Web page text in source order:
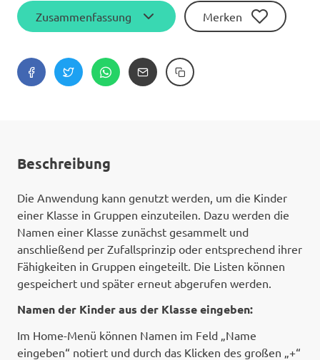
Zusammenfassung Merken
Beschreibung
Die Anwendung kann genutzt werden, um die Kinder
einer Klasse in Gruppen einzuteilen. Dazu werden die
Namen einer Klasse zunächst gesammelt und
anschließend per Zufallsprinzip oder entsprechend ihrer
Fähigkeiten in Gruppen eingeteilt. Die Listen können
gespeichert und später erneut abgerufen werden.
Namen der Kinder aus der Klasse eingeben:
Im Home-Menü können Namen im Feld „Name
eingeben“ notiert und durch das Klicken des großen „+“